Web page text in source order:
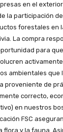
en el
la participación
forestales en
La compra
para
ambientales que
proveniente de
correcto,
en nuestros
FSC
flora y la fauna.